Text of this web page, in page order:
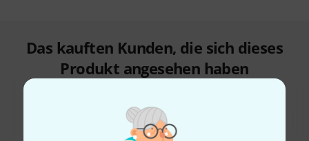
Das kauften Kunden, die sich dieses
Produkt angesehen haben